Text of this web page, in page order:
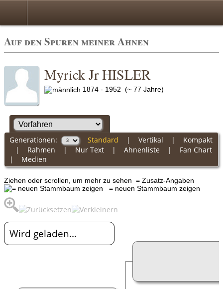
Auf den Spuren meiner Ahnen
Myrick Jr HISLER
1874 - 1952 (~ 77 Jahre)
Generationen: Standard | Vertikal | Kompakt
| Rahmen | Nur Text| Ahnenliste | Fan Chart
| Medien
Ziehen oder scrollen, um mehr zu sehen = Zusatz-Angaben
= neuen Stammbaum zeigen
Wird geladen...